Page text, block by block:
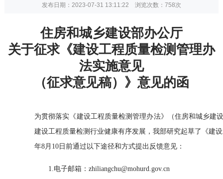
发布日期：2023-07-31 13:11:22 浏览次数： 758次
住房和城乡建设部办公厅
关于征求《建设工程质量检测管理办
法实施意见
（征求意见稿）》意见的函
为贯彻落实《建设工程质量检测管理办法》（住房和城乡建
建设工程质量检测行业健康有序发展，我部研究起草了《建
年8月10日前通过以下途径和方式提出反馈意见：
1.电子邮箱：zhiliangchu@mohurd.gov.cn